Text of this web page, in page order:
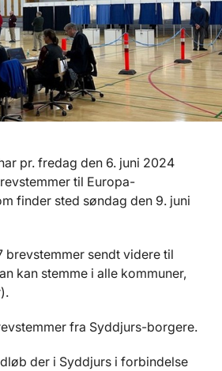
pr. fredag den 6. juni 2024
til Europa-
finder sted søndag den 9. juni
brevstemmer sendt videre til
kan stemme i alle kommuner,
fra Syddjurs-borgere.
der i Syddjurs i forbindelse